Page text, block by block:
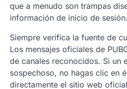
que a menudo son trampas
información de inicio de sesión.
Siempre verifica la fuente de
Los mensajes oficiales de
de canales reconocidos. Si un
sospechoso, no hagas clic en
directamente el sitio web